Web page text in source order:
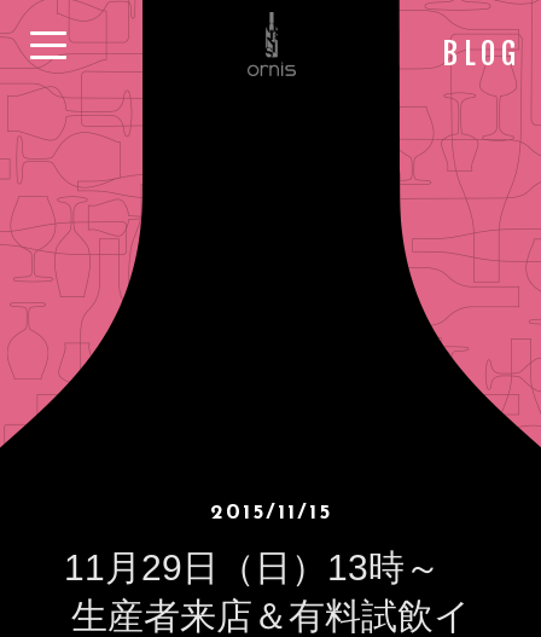
BLOG
2015/11/15
11月29日（日）13時～
生産者来店＆有料試飲イ